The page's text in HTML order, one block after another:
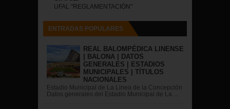
UFAL "REGLAMENTACIÓN"
ENTRADAS POPULARES
REAL BALOMPÉDICA LINENSE
| BALONA | DATOS
GENERALES | ESTADIOS
MUNICIPALES | TÍTULOS
NACIONALES
Estadio Municipal de La Linea de la Concepción
Datos generales del Estadio Municipal de La ...